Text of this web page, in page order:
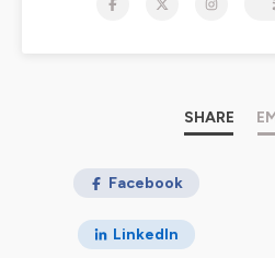
de nouveaux artistes sur
Radio
Hébergé par Ausha. Visitez
SHARE
Facebook
LinkedIn